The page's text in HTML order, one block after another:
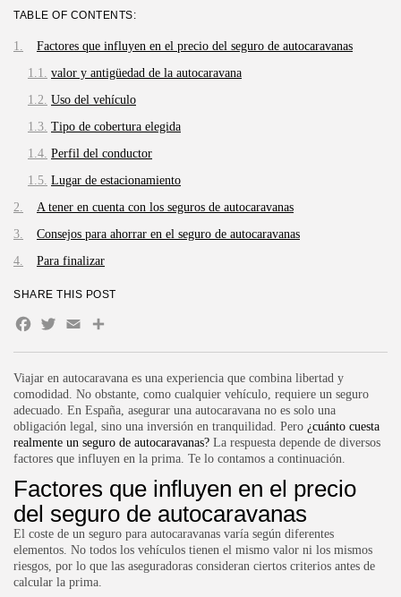
Viajar en autocaravana es una experiencia que combina libertad y
comodidad. No obstante, como cualquier vehículo, requiere un seguro
adecuado. En España, asegurar una autocaravana no es solo una
obligación legal, sino una inversión en tranquilidad. Pero ¿cuánto cuesta
realmente un seguro de autocaravanas? La respuesta depende de diversos
factores que influyen en la prima. Te lo contamos a continuación.
Factores que influyen en el precio
del seguro de autocaravanas
El coste de un seguro para autocaravanas varía según diferentes
elementos. No todos los vehículos tienen el mismo valor ni los mismos
riesgos, por lo que las aseguradoras consideran ciertos criterios antes de
calcular la prima.
TABLE OF CONTENTS:
Factores que influyen en el precio del seguro de autocaravanas
valor y antigüedad de la autocaravana
Uso del vehículo
Tipo de cobertura elegida
Perfil del conductor
Lugar de estacionamiento
A tener en cuenta con los seguros de autocaravanas
Consejos para ahorrar en el seguro de autocaravanas
Para finalizar
SHARE THIS POST
Facebook
Twitter
EmailCompartir